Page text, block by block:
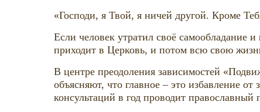
«Господи, я Твой, я ничей другой. Кроме
Если человек утратил своё самообладание
приходит в Церковь, и потом всю свою
В центре преодоления зависимостей
объясняют, что главное – это избавление
консультаций в год проводит